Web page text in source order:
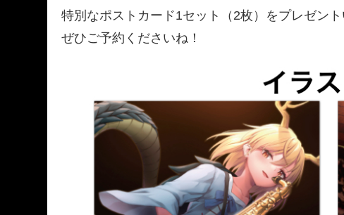
特別なポストカード1セット（2枚）をプレゼント
ぜひご予約くださいね！